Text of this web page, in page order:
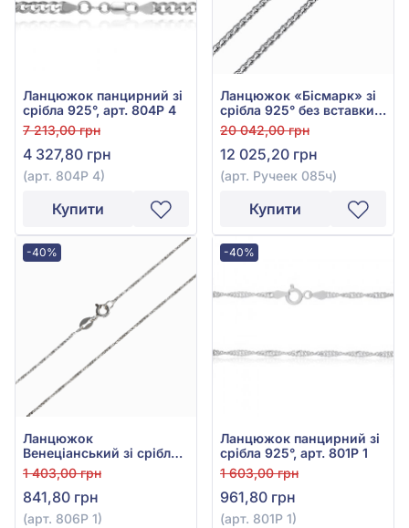
Ланцюжок панцирний зі
срібла 925°, арт. 804Р 4
7 213,00 грн
4 327,80 грн
(арт. 804Р 4)
Купити
Ланцюжок «Бісмарк» зі
срібла 925° без вставки,
арт. Ручеек 085ч
20 042,00 грн
12 025,20 грн
(арт. Ручеек 085ч)
Купити
-40%
Ланцюжок
Венеціанський зі срібла
925°, арт. 806Р 1
1 403,00 грн
841,80 грн
(арт. 806Р 1)
-40%
Ланцюжок панцирний зі
срібла 925°, арт. 801Р 1
1 603,00 грн
961,80 грн
(арт. 801Р 1)